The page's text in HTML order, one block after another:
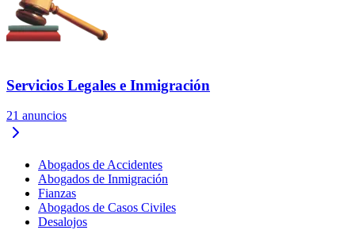
Servicios Legales e Inmigración
21 anuncios
Abogados de Accidentes
Abogados de Inmigración
Fianzas
Abogados de Casos Civiles
Desalojos